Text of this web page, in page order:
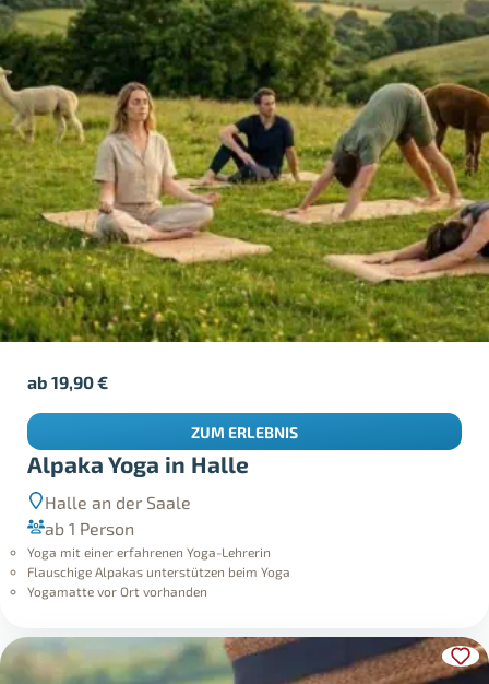
Alpaka Yoga in Halle
Halle an der Saale
ab 1 Person
Yoga mit einer erfahrenen Yoga-Lehrerin
Flauschige Alpakas unterstützen beim Yoga
Yogamatte vor Ort vorhanden
ab19,90€
ZUM ERLEBNIS